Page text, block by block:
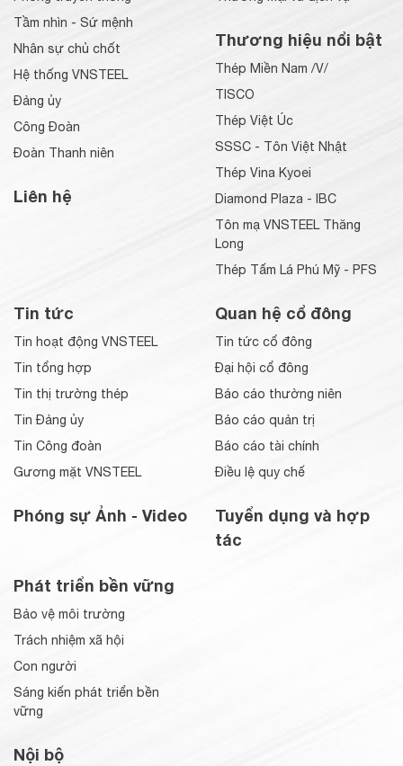
Tầm nhìn - Sứ mệnh
Nhân sự chủ chốt
Hệ thống VNSTEEL
Đảng ủy
Công Đoàn
Đoàn Thanh niên
Liên hệ
Thương hiệu nổi bật
Thép Miền Nam /V/
TISCO
Thép Việt Úc
SSSC - Tôn Việt Nhật
Thép Vina Kyoei
Diamond Plaza - IBC
Tôn mạ VNSTEEL Thăng
Long
Thép Tấm Lá Phú Mỹ - PFS
Tin tức
Tin hoạt động VNSTEEL
Tin tổng hợp
Tin thị trường thép
Tin Đảng ủy
Tin Công đoàn
Gương mặt VNSTEEL
Phóng sự Ảnh - Video
Quan hệ cổ đông
Tin tức cổ đông
Đại hội cổ đông
Báo cáo thường niên
Báo cáo quản trị
Báo cáo tài chính
Điều lệ quy chế
Tuyển dụng và hợp
tác
Phát triển bền vững
Bảo vệ môi trường
Trách nhiệm xã hội
Con người
Sáng kiến phát triển bền
vững
Nội bộ